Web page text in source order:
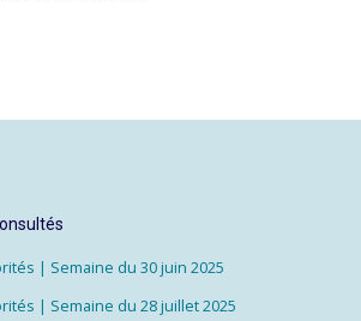
| Semaine du 30 juin 2025
| Semaine du 28 juillet 2025